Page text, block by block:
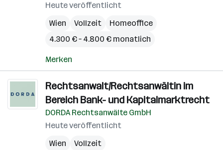
Heute veröffentlicht
Wien
Vollzeit
Homeoffice
4.300 € – 4.800 € monatlich
Merken
Rechtsanwalt/Rechtsanwältin im
Bereich Bank- und Kapitalmarktrecht
DORDA Rechtsanwälte GmbH
Heute veröffentlicht
Wien
Vollzeit